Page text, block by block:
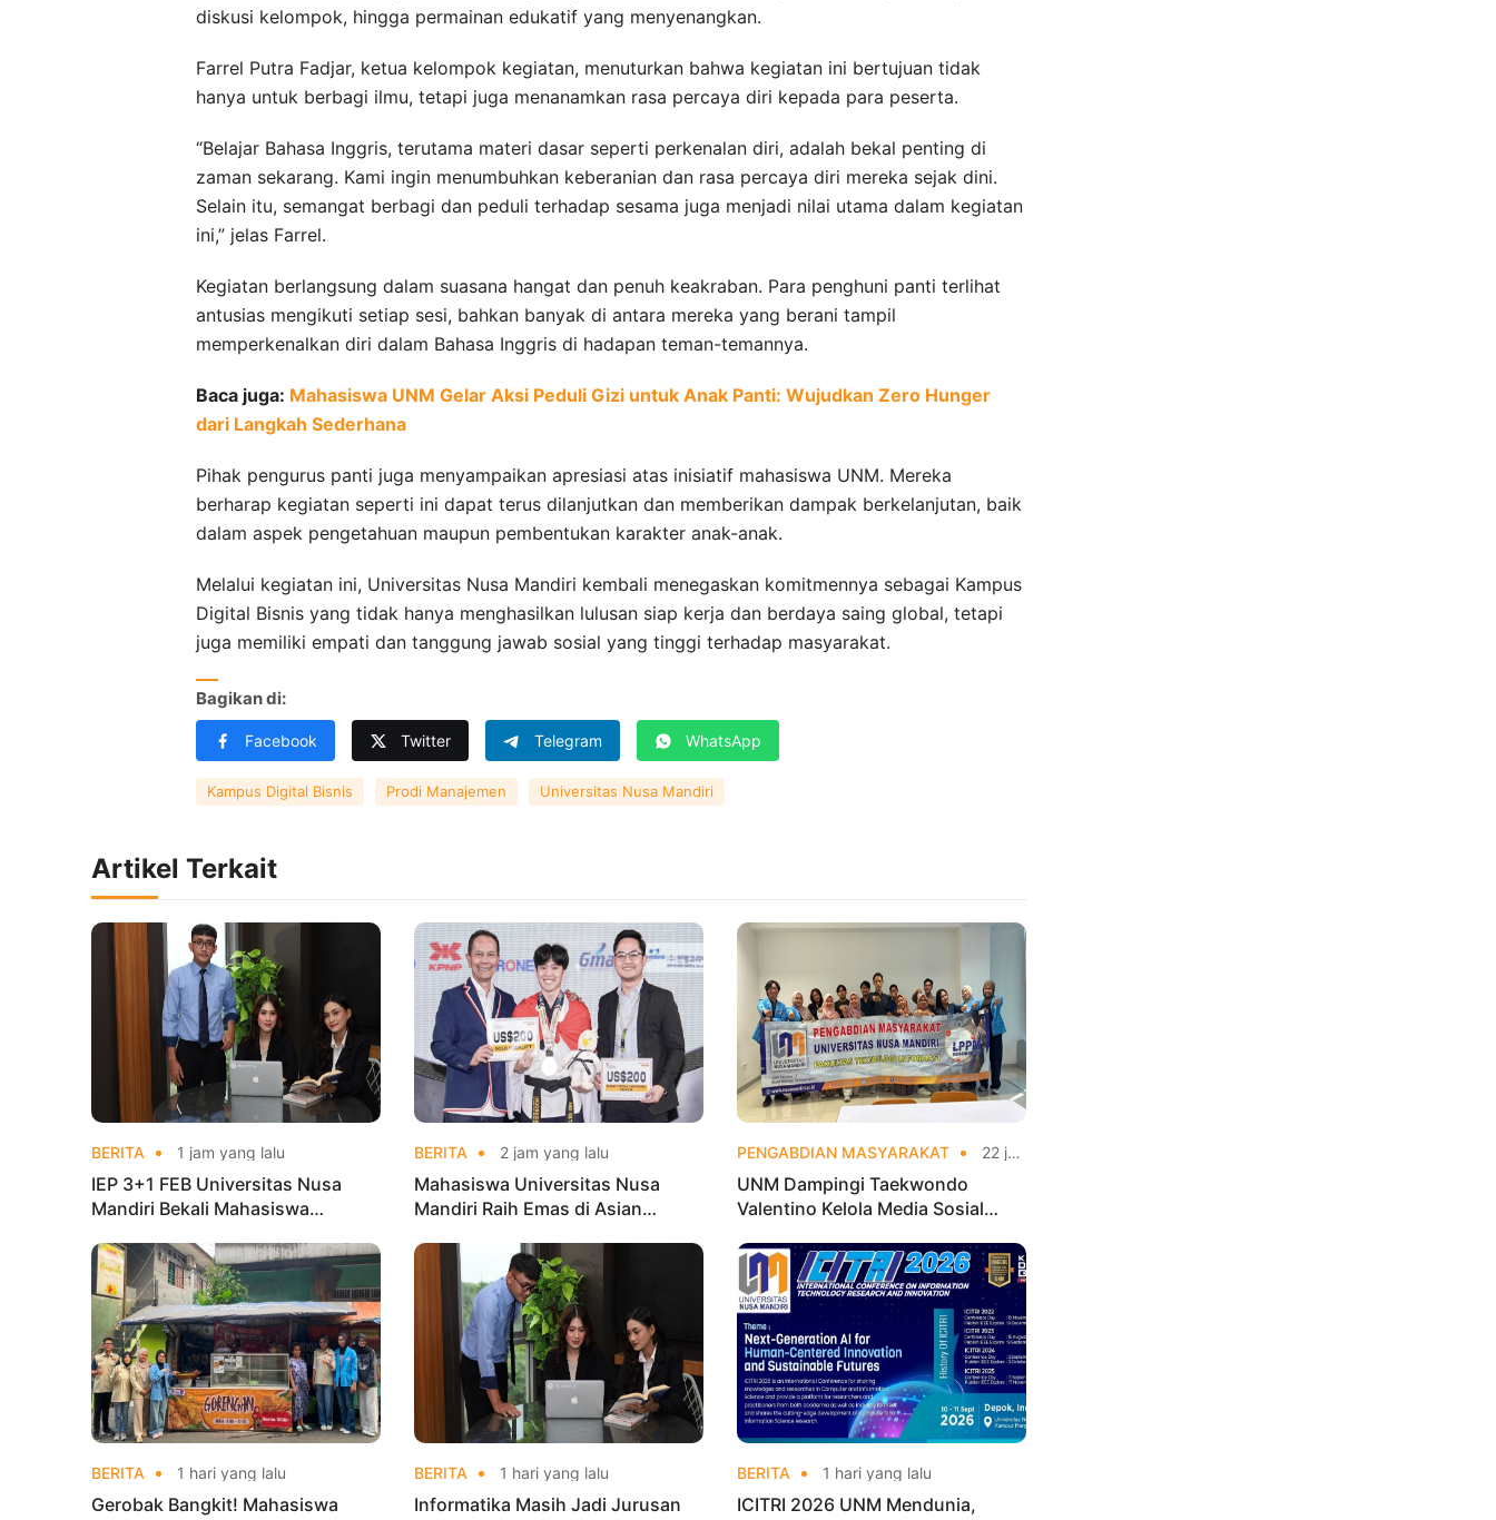
diskusi kelompok, hingga permainan edukatif yang menyenangkan.
Farrel Putra Fadjar, ketua kelompok kegiatan, menuturkan bahwa kegiatan ini bertujuan tidak
hanya untuk berbagi ilmu, tetapi juga menanamkan rasa percaya diri kepada para peserta.
“Belajar Bahasa Inggris, terutama materi dasar seperti perkenalan diri, adalah bekal penting di
zaman sekarang. Kami ingin menumbuhkan keberanian dan rasa percaya diri mereka sejak dini.
Selain itu, semangat berbagi dan peduli terhadap sesama juga menjadi nilai utama dalam kegiatan
ini,” jelas Farrel.
Kegiatan berlangsung dalam suasana hangat dan penuh keakraban. Para penghuni panti terlihat
antusias mengikuti setiap sesi, bahkan banyak di antara mereka yang berani tampil
memperkenalkan diri dalam Bahasa Inggris di hadapan teman-temannya.
Baca juga: Mahasiswa UNM Gelar Aksi Peduli Gizi untuk Anak Panti: Wujudkan Zero Hunger
dari Langkah Sederhana
Pihak pengurus panti juga menyampaikan apresiasi atas inisiatif mahasiswa UNM. Mereka
berharap kegiatan seperti ini dapat terus dilanjutkan dan memberikan dampak berkelanjutan, baik
dalam aspek pengetahuan maupun pembentukan karakter anak-anak.
Melalui kegiatan ini, Universitas Nusa Mandiri kembali menegaskan komitmennya sebagai Kampus
Digital Bisnis yang tidak hanya menghasilkan lulusan siap kerja dan berdaya saing global, tetapi
juga memiliki empati dan tanggung jawab sosial yang tinggi terhadap masyarakat.
Bagikan di:
Facebook Twitter Telegram WhatsApp
Kampus Digital Bisnis Prodi Manajemen Universitas Nusa Mandiri
Artikel Terkait
BERITA 1 jam yang lalu
IEP 3+1 FEB Universitas Nusa
Mandiri Bekali Mahasiswa
BERITA 2 jam yang lalu
Mahasiswa Universitas Nusa
Mandiri Raih Emas di Asian
Championships 2026
PENGABDIAN MASYARAKAT 22 jam yang lalu
UNM Dampingi Taekwondo
Valentino Kelola Media Sosial
BERITA 1 hari yang lalu
Gerobak Bangkit! Mahasiswa
BERITA 1 hari yang lalu
Informatika Masih Jadi Jurusan
BERITA 1 hari yang lalu
ICITRI 2026 UNM Mendunia,